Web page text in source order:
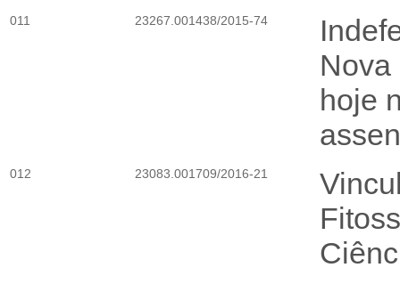
011 23267.001438/2015-74
Nova
hoje
012 23083.001709/2016-21